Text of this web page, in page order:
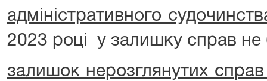
адміністративного
2023 році у залишку справ не
залишок нерозглянутих справ